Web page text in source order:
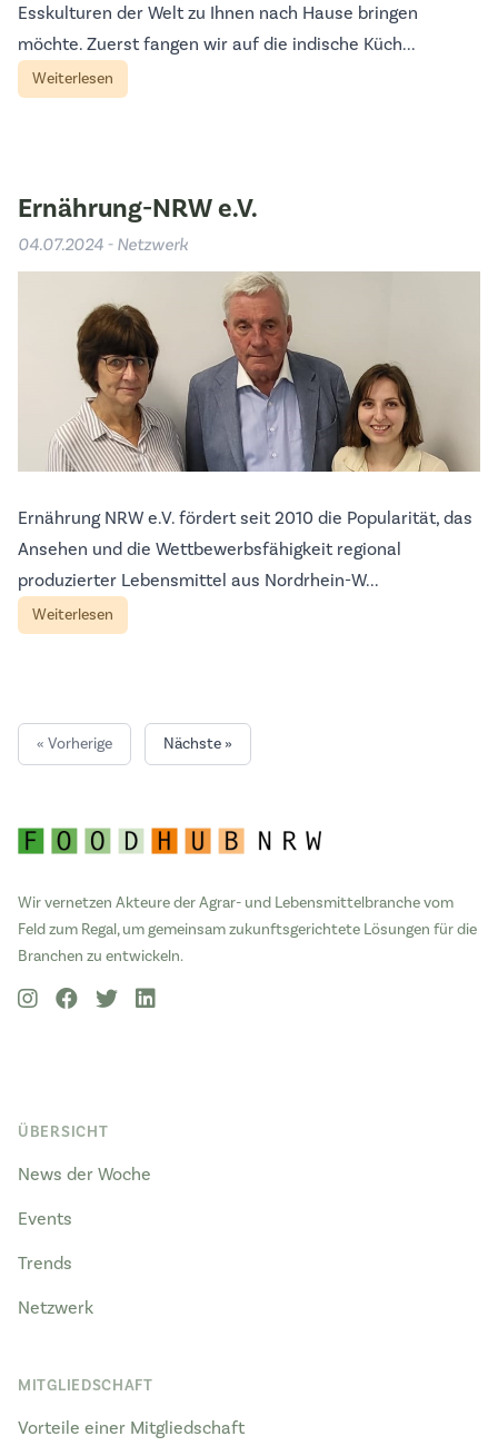
Esskulturen der Welt zu Ihnen nach Hause bringen
möchte. Zuerst fangen wir auf die indische Küch...
Weiterlesen
Ernährung-NRW e.V.
04.07.2024 - Netzwerk
Ernährung NRW e.V. fördert seit 2010 die Popularität, das
Ansehen und die Wettbewerbsfähigkeit regional
produzierter Lebensmittel aus Nordrhein-W...
Weiterlesen
« Vorherige Nächste »
Wir vernetzen Akteure der Agrar- und Lebensmittelbranche vom
Feld zum Regal, um gemeinsam zukunftsgerichtete Lösungen für die
Branchen zu entwickeln.
ÜBERSICHT
News der Woche
Events
Trends
Netzwerk
MITGLIEDSCHAFT
Vorteile einer Mitgliedschaft